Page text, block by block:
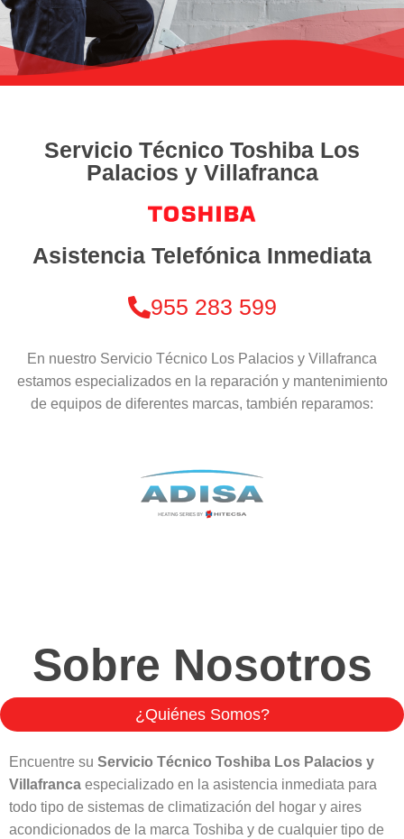
Servicio Técnico Toshiba Los
Palacios y Villafranca
Asistencia Telefónica Inmediata
955 283 599
En nuestro Servicio Técnico Los Palacios y Villafranca
estamos especializados en la reparación y mantenimiento
de equipos de diferentes marcas, también reparamos:
Sobre Nosotros
¿Quiénes Somos?
Encuentre su Servicio Técnico Toshiba Los Palacios y
Villafranca especializado en la asistencia inmediata para
todo tipo de sistemas de climatización del hogar y aires
acondicionados de la marca Toshiba y de cualquier tipo de